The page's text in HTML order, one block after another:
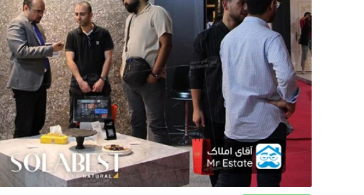
معماری
ملکی
همایش و نمایشگاه